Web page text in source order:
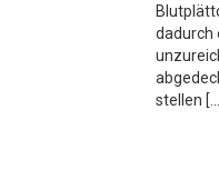
dadurch
stellen